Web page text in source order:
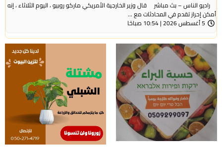
راديو الناس – بث مباشر قال وزير الخارجية الأمريكي ماركو روبيو ، اليوم الثلاثاء ، إنه
أمكن إحراز تقدم في المحادثات مع ...
5 أغسطس 2026 | 10:54 صباحًا